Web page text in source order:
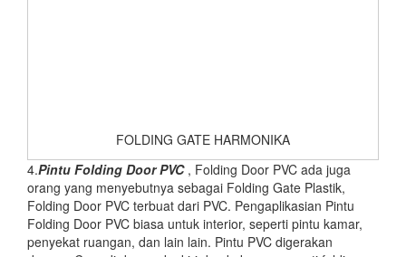
FOLDING GATE HARMONIKA
4.Pintu Folding Door PVC, Folding Door PVC ada juga
orang yang menyebutnya sebagai Folding Gate Plastik,
Folding Door PVC terbuat dari PVC. Pengaplikasian Pintu
Folding Door PVC biasa untuk interior, seperti pintu kamar,
penyekat ruangan, dan lain lain. Pintu PVC digerakan